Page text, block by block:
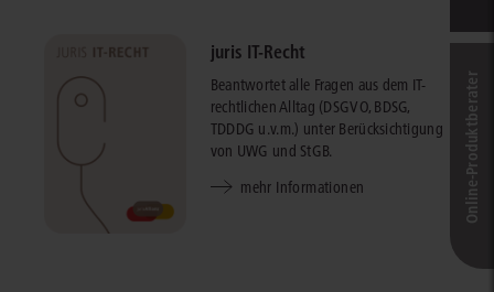
juris IT-Recht
Beantwortet alle Fragen aus dem IT-
rechtlichen Alltag (DSGVO, BDSG,
TDDDG u.v.m.) unter Berücksichtigung
von UWG und StGB.
mehr Informationen
Online-Produkt­berater